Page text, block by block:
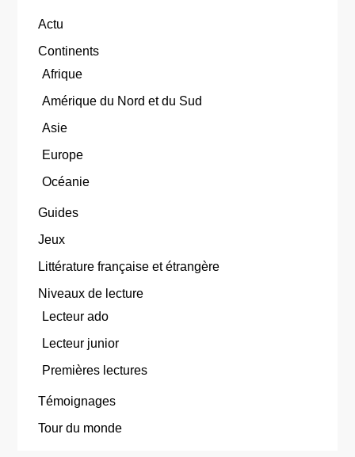
Actu
Continents
Afrique
Amérique du Nord et du Sud
Asie
Europe
Océanie
Guides
Jeux
Littérature française et étrangère
Niveaux de lecture
Lecteur ado
Lecteur junior
Premières lectures
Témoignages
Tour du monde